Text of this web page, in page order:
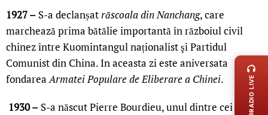
1927 – S-a declanșatrăscoala din Nanchang, care
marchează prima bătălie importantă în războiul civil
chinez între Kuomintangul naționalist şi Partidul
Comunist din China. In aceasta zi este aniversata
fondareaArmatei Populare de Eliberare a Chinei.
1930 – S-a născut Pierre Bourdieu, unul dintre cei maiRADIO LIVE